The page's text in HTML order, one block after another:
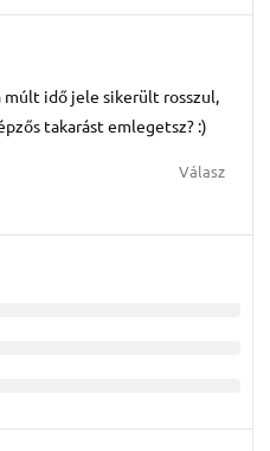
múlt idő jele sikerült rosszul,
takarást emlegetsz? :)
Válasz